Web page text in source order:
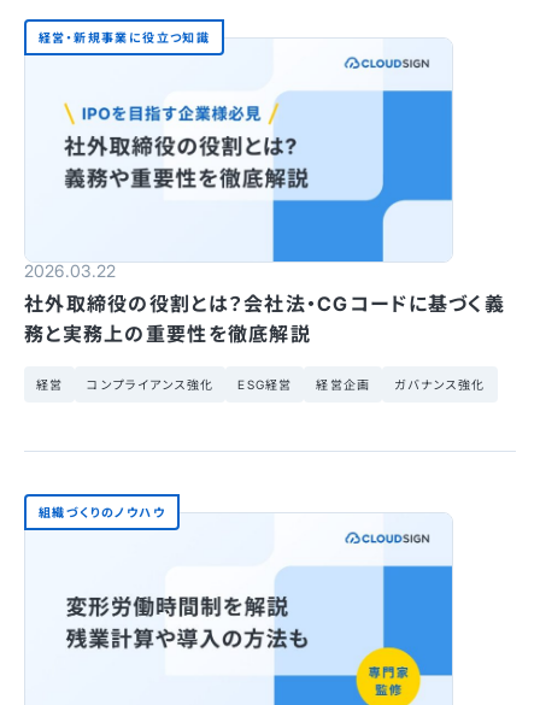
経営・新規事業に役立つ知識
2026.03.22
社外取締役の役割とは？会社法・CGコードに基づく義
務と実務上の重要性を徹底解説
経営 コンプライアンス強化 ESG経営 経営企画 ガバナンス強化
組織づくりのノウハウ